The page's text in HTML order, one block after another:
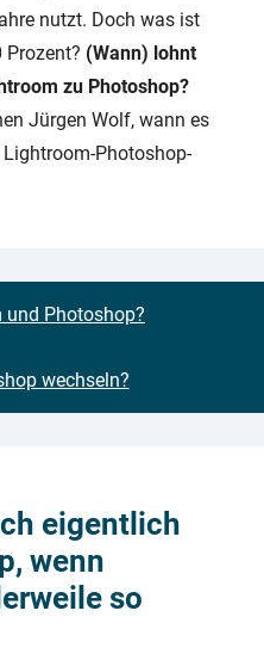
nutzt. Doch was ist
Prozent? (Wann) lohnt
zu Photoshop?
Jürgen Wolf, wann es
Photoshop-
Photoshop?
wechseln?
eigentlich
wenn
so